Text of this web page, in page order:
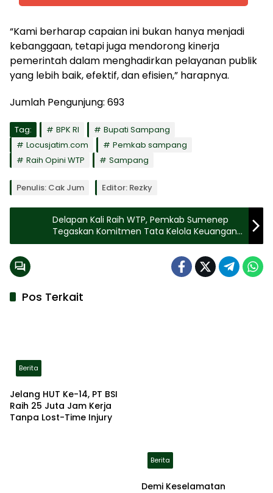
“Kami berharap capaian ini bukan hanya menjadi
kebanggaan, tetapi juga mendorong kinerja
pemerintah dalam menghadirkan pelayanan publik
yang lebih baik, efektif, dan efisien,” harapnya.
Jumlah Pengunjung: 693
Tag: BPK RI
Bupati Sampang
Locusjatim.com
Pemkab sampang
Raih Opini WTP
Sampang
Penulis: Cak Jum Editor: Rezky
Delapan Kali Raih WTP, Pemkab Sumenep
Tegaskan Komitmen Tata Kelola Keuangan
yang Profesional
Pos Terkait
Berita
Jelang HUT Ke-14, PT BSI
Raih 25 Juta Jam Kerja
Tanpa Lost-Time Injury
Berita
Demi Keselamatan